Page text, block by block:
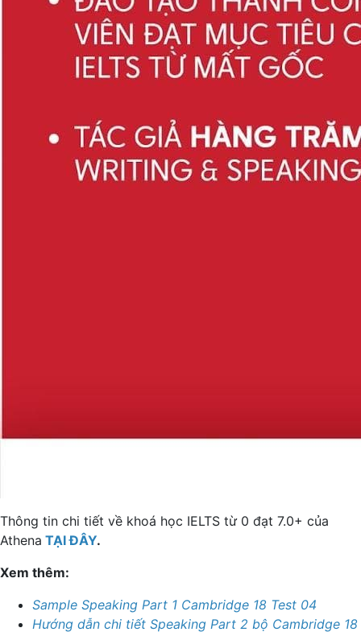
Thông tin chi tiết về khoá học IELTS từ 0 đạt 7.0+ của
Athena TẠI ĐÂY.
Xem thêm:
Sample Speaking Part 1 Cambridge 18 Test 04
Hướng dẫn chi tiết Speaking Part 2 bộ Cambridge 18